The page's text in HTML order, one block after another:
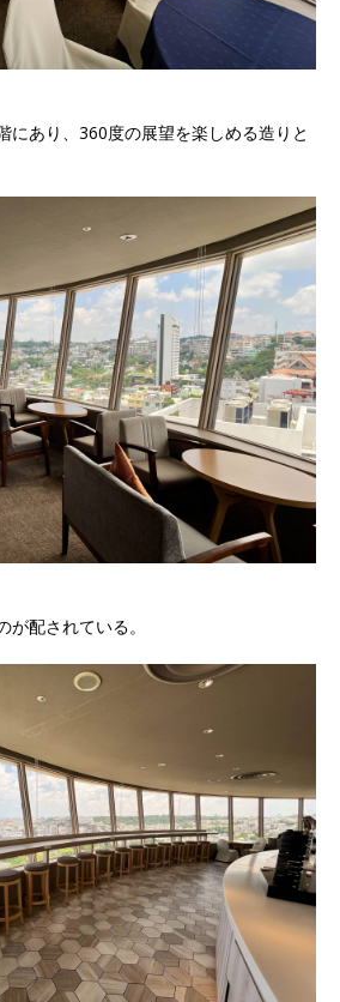
にあり、360度の展望を楽しめる造りと
配されている。